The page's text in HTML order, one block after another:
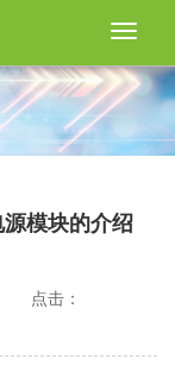
切
导
航
模块的介绍
点击：